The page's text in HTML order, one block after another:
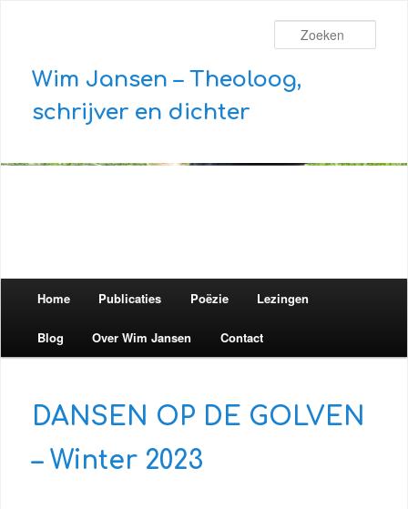
Wim Jansen – Theoloog,
schrijver en dichter
Spring naar de primaire inhoud
Spring naar de secundaire inhoud
Home Publicaties Poëzie Lezingen
Blog Over Wim Jansen Contact
DANSEN OP DE GOLVEN
– Winter 2023